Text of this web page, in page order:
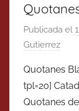
Publicada el
Gutierrez
Quotanes
tpl=20]
Quotanes